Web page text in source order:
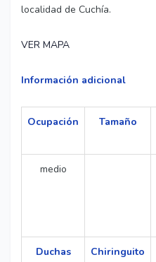
localidad de Cuchía.
VER MAPA
Información adicional
Ocupación Tamaño
medio
Duchas Chiringuito